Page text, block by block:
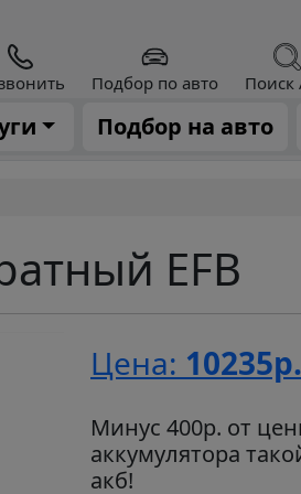
Подбор по авто Поиск
Подбор на авто
EFB
Цена: 10235р.
Минус 400р. от
аккумулятора
акб!